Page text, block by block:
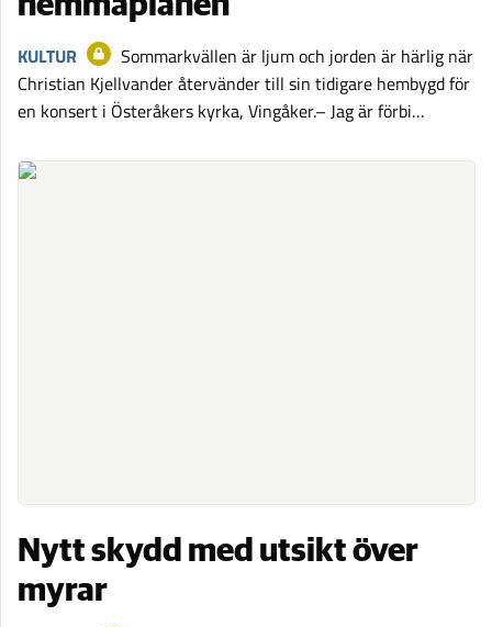
KULTUR
Sommarkvällen är ljum och jorden är härlig när
Christian Kjellvander återvänder till sin tidigare hembygd för
en konsert i Österåkers kyrka, Vingåker.– Jag är förbi…
Nytt skydd med utsikt över
myrar